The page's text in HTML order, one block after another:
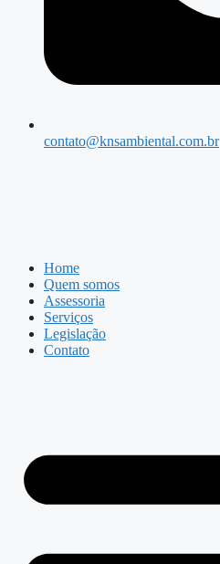
contato@knsambiental.com.br
Home
Quem somos
Assessoria
Serviços
Legislação
Contato